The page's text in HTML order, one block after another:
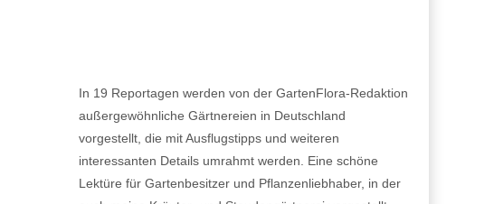
In 19 Reportagen werden von der GartenFlora-Redaktion
außergewöhnliche Gärtnereien in Deutschland
vorgestellt, die mit Ausflugstipps und weiteren
interessanten Details umrahmt werden. Eine schöne
Lektüre für Gartenbesitzer und Pflanzenliebhaber, in der